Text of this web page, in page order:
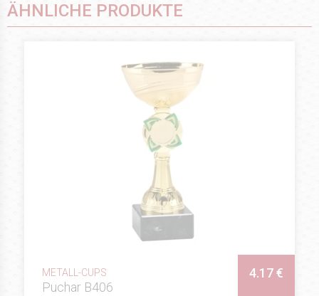
ÄHNLICHE PRODUKTE
METALL-CUPS
Puchar B406
4.17 €